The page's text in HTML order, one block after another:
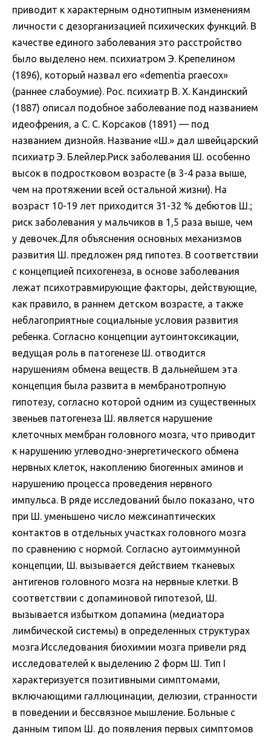
приводит к характерным однотипным изменениям
личности с дезорганизацией психических функций. В
качестве единого заболевания это расстройство
было выделено нем. психиатром Э. Крепелином
(1896), который назвал его «dementia praecox»
(раннее слабоумие). Рос. психиатр В. Х. Кандинский
(1887) описал подобное заболевание под названием
идеофрения, а С. С. Корсаков (1891) — под
названием дизнойя. Название «Ш.» дал швейцарский
психиатр Э. Блейлер.Риск заболевания Ш. особенно
высок в подростковом возрасте (в 3-4 раза выше,
чем на протяжении всей остальной жизни). На
возраст 10-19 лет приходится 31-32 % дебютов Ш.;
риск заболевания у мальчиков в 1,5 раза выше, чем
у девочек.Для объяснения основных механизмов
развития Ш. предложен ряд гипотез. В соответствии
с концепцией психогенеза, в основе заболевания
лежат психотравмирующие факторы, действующие,
как правило, в раннем детском возрасте, а также
неблагоприятные социальные условия развития
ребенка. Согласно концепции аутоинтоксикации,
ведущая роль в патогенезе Ш. отводится
нарушениям обмена веществ. В дальнейшем эта
концепция была развита в мембранотропную
гипотезу, согласно которой одним из существенных
звеньев патогенеза Ш. является нарушение
клеточных мембран головного мозга, что приводит
к нарушению углеводно-энергетического обмена
нервных клеток, накоплению биогенных аминов и
нарушению процесса проведения нервного
импульса. В ряде исследований было показано, что
при Ш. уменьшено число межсинаптических
контактов в отдельных участках головного мозга
по сравнению с нормой. Согласно аутоиммунной
концепции, Ш. вызывается действием тканевых
антигенов головного мозга на нервные клетки. В
соответствии с допаминовой гипотезой, Ш.
вызывается избытком допамина (медиатора
лимбической системы) в определенных структурах
мозга.Исследования биохимии мозга привели ряд
исследователей к выделению 2 форм Ш. Тип I
характеризуется позитивными симптомами,
включающими галлюцинации, делюзии, странности
в поведении и бессвязное мышление. Больные с
данным типом Ш. до появления первых симптомов